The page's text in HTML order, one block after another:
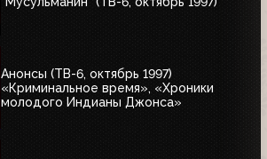
Анонсы (ТВ-6, октябрь 1997)
«Криминальное время», «Хроники
молодого Индианы Джонса»